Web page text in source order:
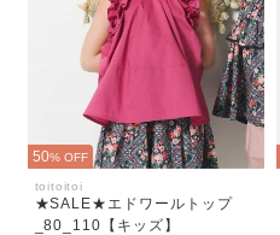
50% OFF
toitoitoi
★SALE★エドワールトップ
_80_110【キッズ】